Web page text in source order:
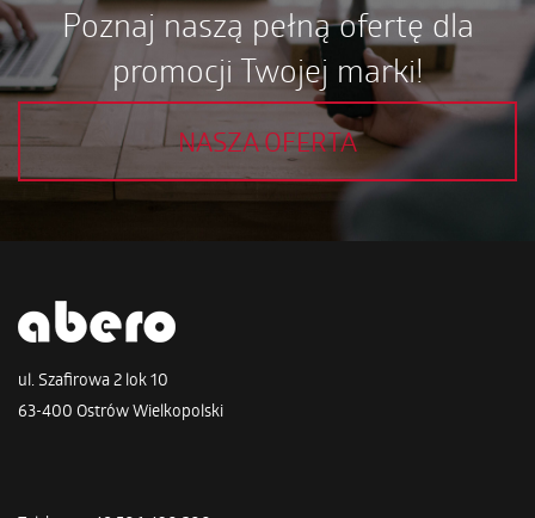
Poznaj naszą pełną ofertę dla
promocji Twojej marki!
NASZA OFERTA
ul. Szafirowa 2 lok 10
63-400 Ostrów Wielkopolski